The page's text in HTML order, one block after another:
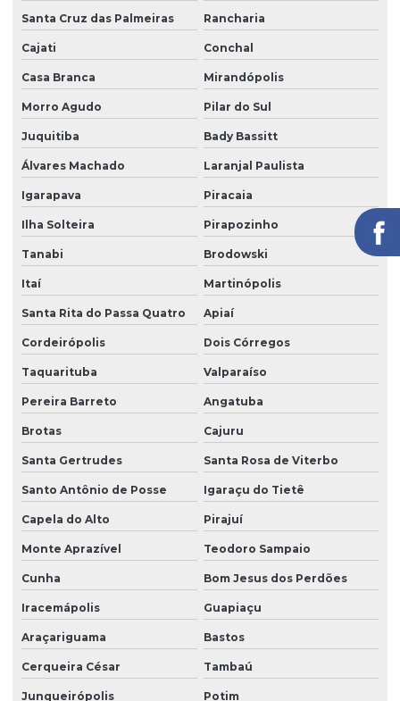
Poste de câmeras
Recepção e portaria
Recepção e segurança em portarias
Recepção terceirização
Segurança eletrônica
Segurança portaria zeladoria
Serviço de câmeras 24 horas
Serviço de facilities
Serviço de limpeza para empresas
Serviço de limpeza com equipamentos profissionais
Serviço de limpeza terceirizado
Serviço de limpeza terceirizado preço
Serviço de limpeza de vidros
Serviço de limpeza zeladoria
Serviço de portaria virtual
Serviço de portaria e zeladoria
Serviço de terceirização de limpeza
Serviço terceirizado de limpeza
Santa Cruz das Palmeiras Rancharia
Cajati Conchal
Casa Branca Mirandópolis
Morro Agudo Pilar do Sul
Juquitiba Bady Bassitt
Álvares Machado Laranjal Paulista
Igarapava Piracaia
Ilha Solteira Pirapozinho
Tanabi Brodowski
Itaí Martinópolis
Santa Rita do Passa Quatro Apiaí
Cordeirópolis Dois Córregos
Taquarituba Valparaíso
Pereira Barreto Angatuba
Brotas Cajuru
Santa Gertrudes Santa Rosa de Viterbo
Santo Antônio de Posse Igaraçu do Tietê
Capela do Alto Pirajuí
Monte Aprazível Teodoro Sampaio
Cunha Bom Jesus dos Perdões
Iracemápolis Guapiaçu
Araçariguama Bastos
Cerqueira César Tambaú
Junqueirópolis Potim